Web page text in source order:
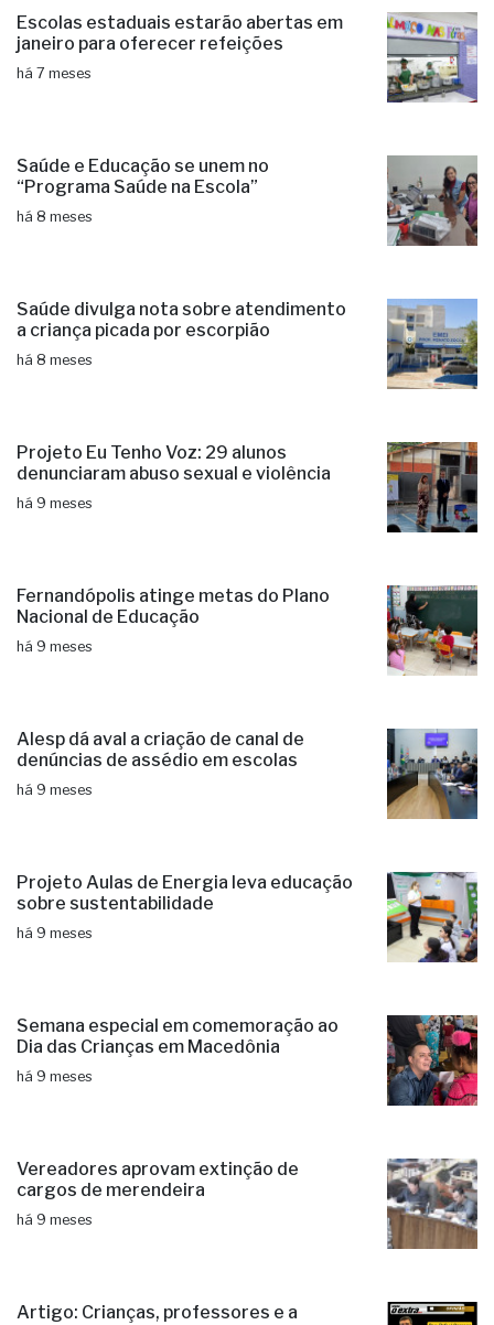
Escolas estaduais estarão abertas em
janeiro para oferecer refeições
há 7 meses
Saúde e Educação se unem no
“Programa Saúde na Escola”
há 8 meses
Saúde divulga nota sobre atendimento
a criança picada por escorpião
há 8 meses
Projeto Eu Tenho Voz: 29 alunos
denunciaram abuso sexual e violência
há 9 meses
Fernandópolis atinge metas do Plano
Nacional de Educação
há 9 meses
Alesp dá aval a criação de canal de
denúncias de assédio em escolas
há 9 meses
Projeto Aulas de Energia leva educação
sobre sustentabilidade
há 9 meses
Semana especial em comemoração ao
Dia das Crianças em Macedônia
há 9 meses
Vereadores aprovam extinção de
cargos de merendeira
há 9 meses
Artigo: Crianças, professores e a